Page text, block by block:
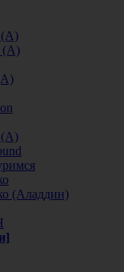
(A)
(А)
(А)
(Аладдин)